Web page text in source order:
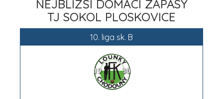
NEJBLIŽŠÍ DOMÁCÍ ZÁPASY
TJ SOKOL PLOSKOVICE
10. liga sk. B